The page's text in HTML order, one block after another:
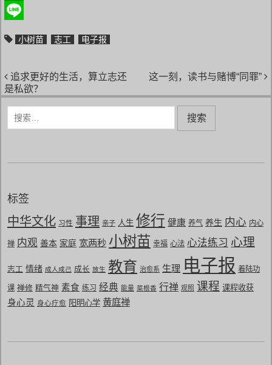
a
b
o
C
zD
a
n
e
小树苗 志工 电子报
文章导航
追求更好的生活，算立志还
是私欲？
这一刻，读书与赌博“同罪”
搜
索
标签
中华文化 习性 事理 亲子 人生 修行 健康 养气 养生 内心 内心
禅 内观 善本 家庭 宽两秒 小树苗 幸福 心法 心法练习 心理
志工 情绪 成人成己 成长 放生 教育 治愈系 生理 电子报 着陆功
课 禅修 精气神 素食 练习 经典 能量 菜根香 行禅 观照 课程 课程收获
身心灵 身心疗愈 阳明心学 黄庭禅